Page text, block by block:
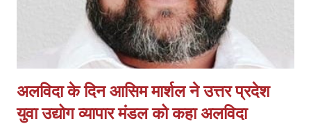
अलविदा के दिन आसिम मार्शल ने उत्तर प्रदेश
युवा उद्योग व्यापार मंडल को कहा अलविदा